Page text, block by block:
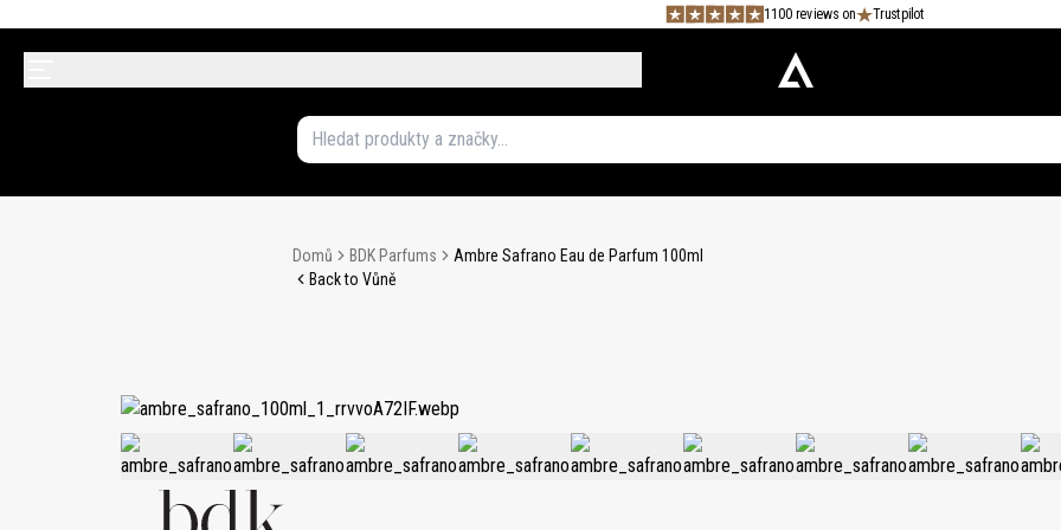
1100 reviews on Trustpilot
Domů BDK Parfums
Ambre Safrano Eau de Parfum 100ml
Back to Vůně